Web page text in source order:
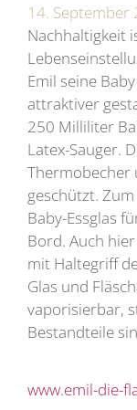
14. September
Nachhaltigkeit
Emil seine
attraktiver
250 Milliliter
Latex-Sauger.
Thermobecher
geschützt.
Baby-Essglas
Bord. Auch
mit Haltegriff
Glas und
vaporisierbar,
Bestandteile
www.emil-die-